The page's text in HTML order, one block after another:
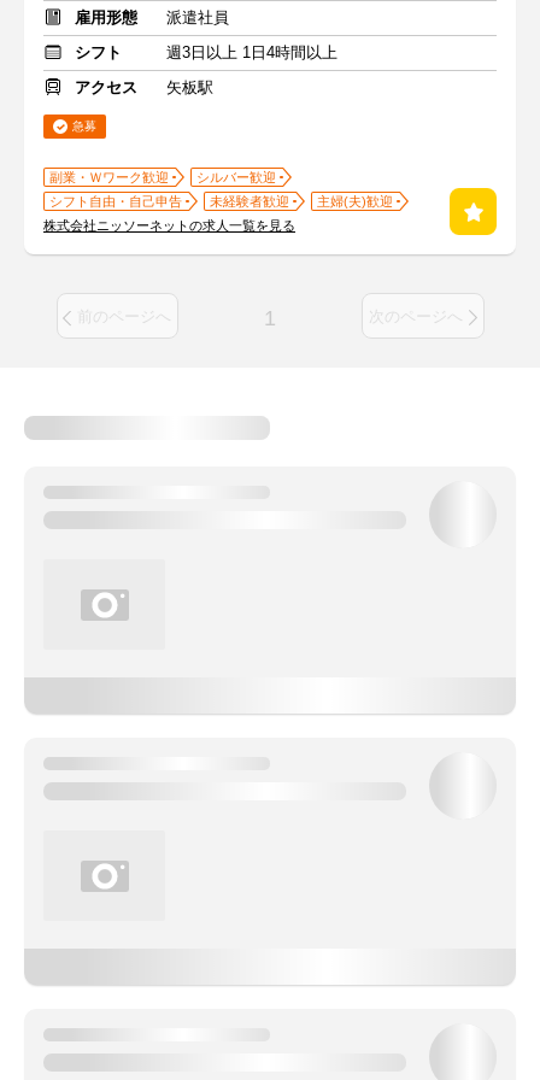
雇用形態
派遣社員
シフト
週3日以上 1日4時間以上
アクセス
矢板駅
急募
副業・Ｗワーク歓迎
シルバー歓迎
シフト自由・自己申告
未経験者歓迎
主婦(夫)歓迎
株式会社ニッソーネットの求人一覧を見る
前のページへ 1 次のページへ